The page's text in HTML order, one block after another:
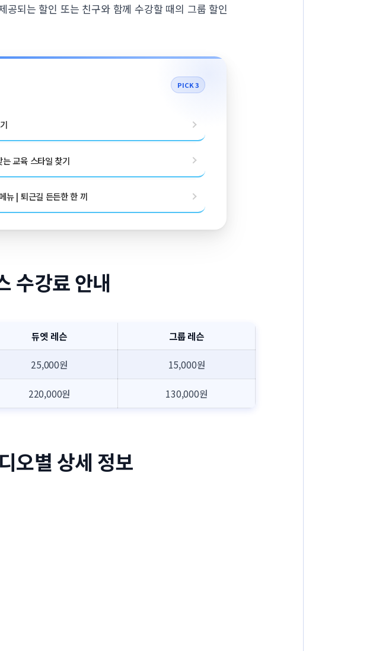
되는 할인 또는 친구와 함께 수강할 때의 그룹 할인
PICK 3
교육 스타일 찾기
뉴 | 퇴근길 든든한 한 끼
수강료 안내
듀엣 레슨 그룹 레슨
25,000원 15,000원
220,000원 130,000원
오별 상세 정보